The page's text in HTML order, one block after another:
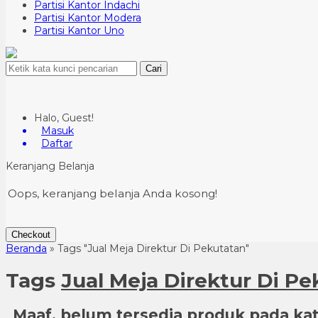
Partisi Kantor Indachi
Partisi Kantor Modera
Partisi Kantor Uno
Cari
Halo, Guest!
Masuk
Daftar
Keranjang Belanja
Oops, keranjang belanja Anda kosong!
Checkout
Beranda » Tags "Jual Meja Direktur Di Pekutatan"
Tags Jual Meja Direktur Di
Maaf, belum tersedia produk pada